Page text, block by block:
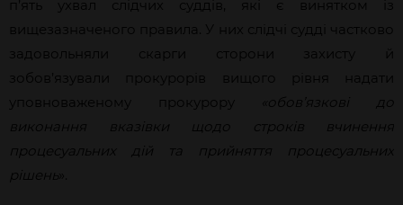
п’ять ухвал слідчих суддів, які є винятком із
вищезазначеного правила. У них слідчі судді частково
задовольняли скарги сторони захисту й
зобов’язували прокурорів вищого рівня надати
уповноваженому прокурору
«обов’язкові до
виконання вказівки щодо строків вчинення
процесуальних дій та прийняття процесуальних
рішень